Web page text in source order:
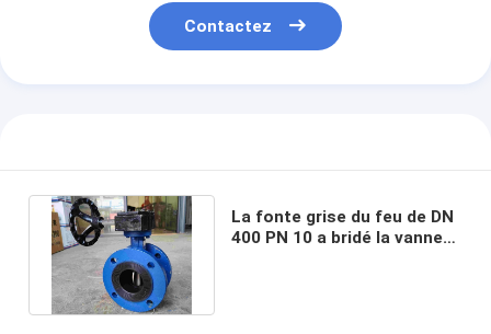
Contactez
La fonte grise du feu de DN
400 PN 10 a bridé la vanne